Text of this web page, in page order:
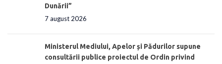
Dunării”
7 august 2026
Ministerul Mediului, Apelor și Pădurilor supune
consultării publice proiectul de Ordin privind